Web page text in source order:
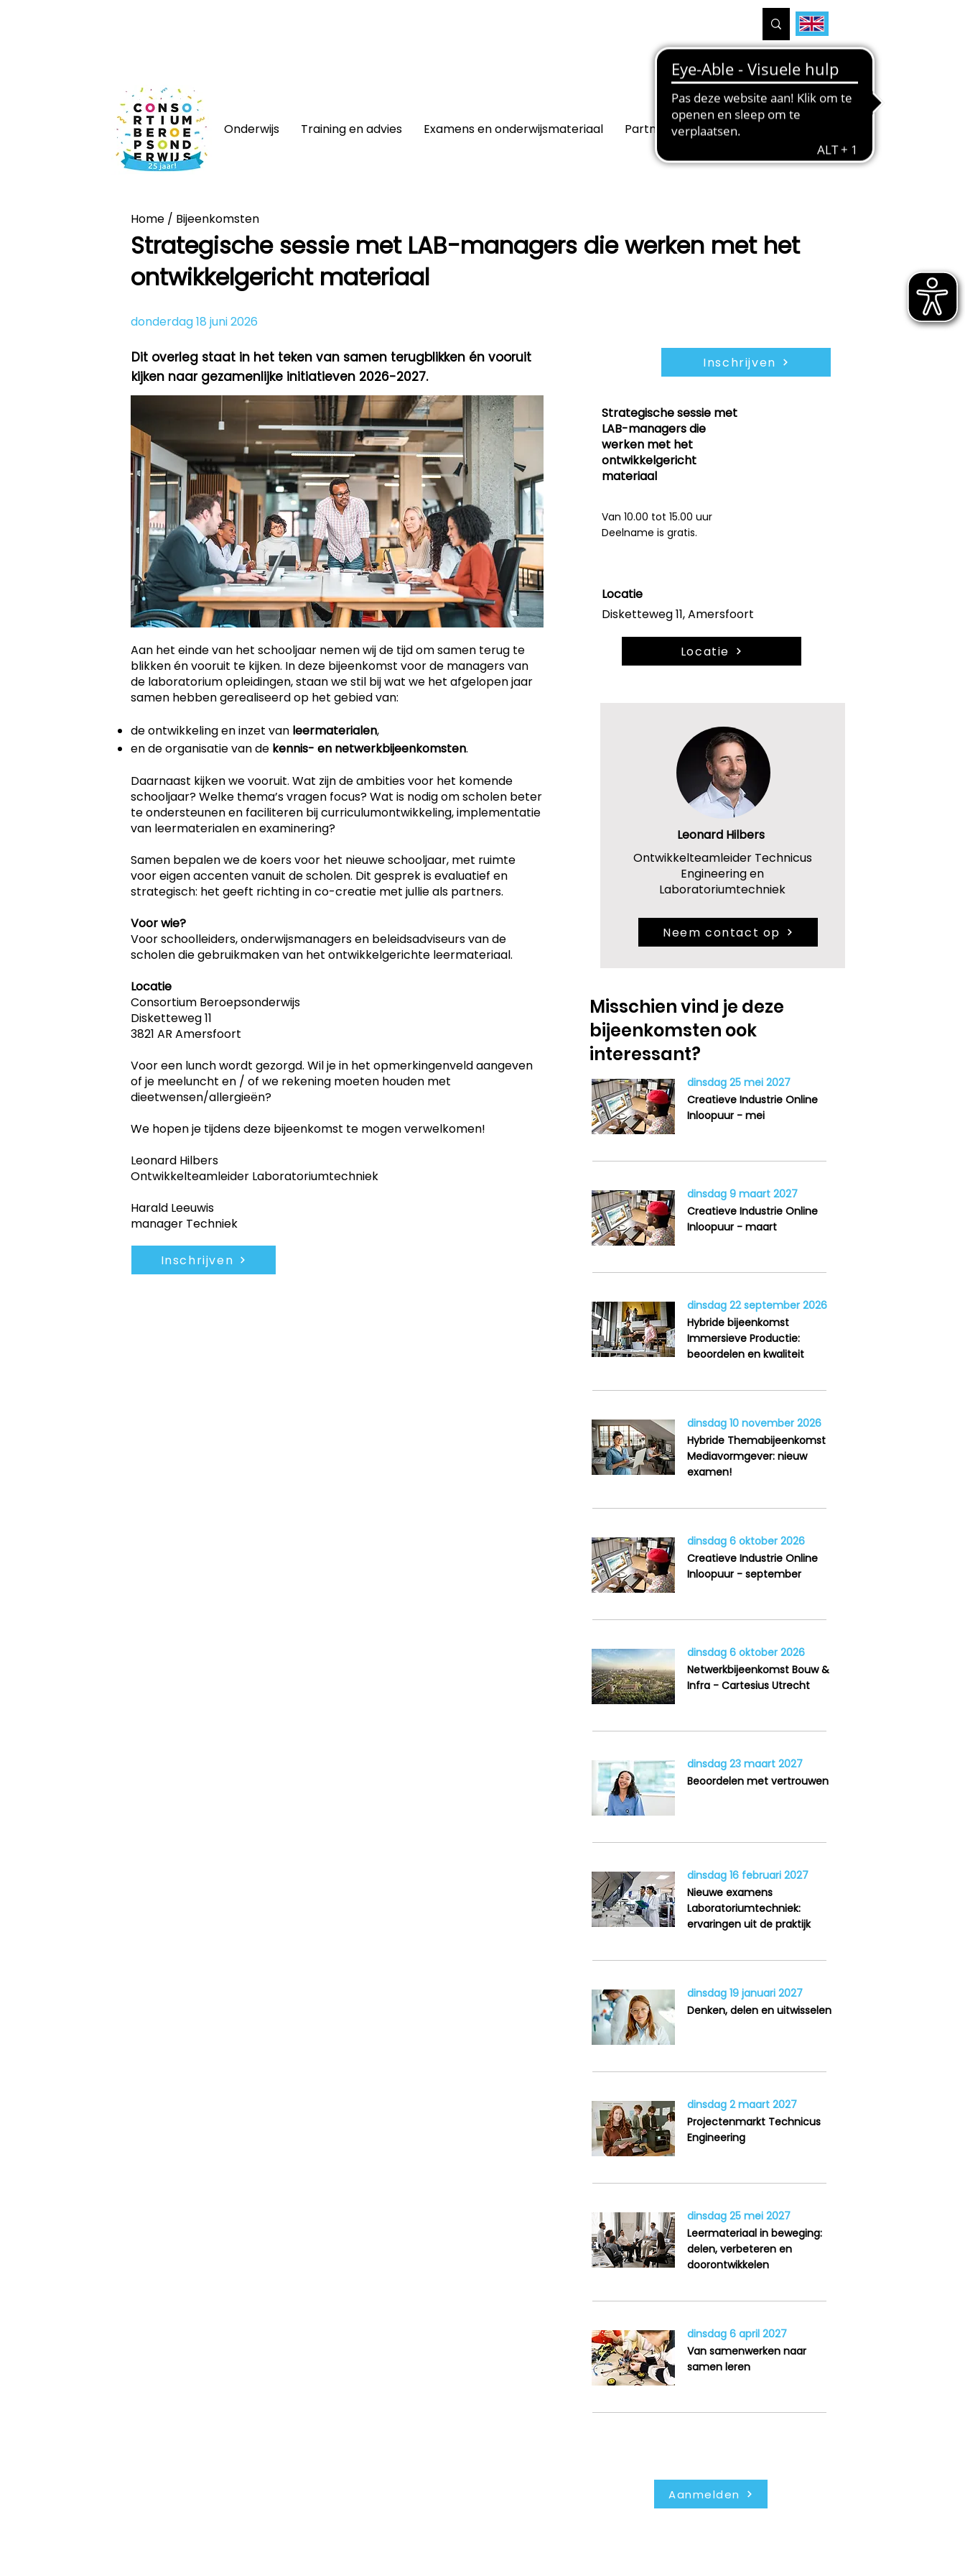
Onderwijs Training en advies Examens en onderwijsmateriaal Partners Projecten
Strategische sessie met LAB-managers die werken met het
ontwikkelgericht materiaal
Home / Bijeenkomsten
donderdag 18 juni 2026
Dit overleg staat in het teken van samen terugblikken én vooruit
kijken naar gezamenlijke initiatieven 2026-2027.
Aan het einde van het schooljaar nemen wij de tijd om samen terug te
blikken én vooruit te kijken. In deze bijeenkomst voor de managers van
de laboratorium opleidingen, staan we stil bij wat we het afgelopen jaar
samen hebben gerealiseerd op het gebied van:
de ontwikkeling en inzet van leermaterialen,
en de organisatie van de kennis- en netwerkbijeenkomsten.
Daarnaast kijken we vooruit. Wat zijn de ambities voor het komende
schooljaar? Welke thema’s vragen focus? Wat is nodig om scholen beter
te ondersteunen en faciliteren bij curriculumontwikkeling, implementatie
van leermaterialen en examinering?
Samen bepalen we de koers voor het nieuwe schooljaar, met ruimte
voor eigen accenten vanuit de scholen. Dit gesprek is evaluatief en
strategisch: het geeft richting in co-creatie met jullie als partners.
Voor wie?
Voor schoolleiders, onderwijsmanagers en beleidsadviseurs van de
scholen die gebruikmaken van het ontwikkelgerichte leermateriaal.
Locatie
Consortium Beroepsonderwijs
Disketteweg 11
3821 AR Amersfoort
Voor een lunch wordt gezorgd. Wil je in het opmerkingenveld aangeven
of je meeluncht en / of we rekening moeten houden met
dieetwensen/allergieën?
We hopen je tijdens deze bijeenkomst te mogen verwelkomen!
Leonard Hilbers
Ontwikkelteamleider Laboratoriumtechniek
Harald Leeuwis
manager Techniek
Inschrijven
Inschrijven
Strategische sessie met
LAB-managers die
werken met het
ontwikkelgericht
materiaal
Van 10.00 tot 15.00 uur
Deelname is gratis.
Locatie
Disketteweg 11, Amersfoort
Locatie
Leonard Hilbers
Ontwikkelteamleider Technicus
Engineering en
Laboratoriumtechniek
Neem contact op
Misschien vind je deze
bijeenkomsten ook
interessant?
dinsdag 25 mei 2027
Creatieve Industrie Online
Inloopuur - mei
dinsdag 9 maart 2027
Creatieve Industrie Online
Inloopuur - maart
dinsdag 22 september 2026
Hybride bijeenkomst
Immersieve Productie:
beoordelen en kwaliteit
dinsdag 10 november 2026
Hybride Themabijeenkomst
Mediavormgever: nieuw
examen!
dinsdag 6 oktober 2026
Creatieve Industrie Online
Inloopuur - september
dinsdag 6 oktober 2026
Netwerkbijeenkomst Bouw &
Infra - Cartesius Utrecht
dinsdag 23 maart 2027
Beoordelen met vertrouwen
dinsdag 16 februari 2027
Nieuwe examens
Laboratoriumtechniek:
ervaringen uit de praktijk
dinsdag 19 januari 2027
Denken, delen en uitwisselen
dinsdag 2 maart 2027
Projectenmarkt Technicus
Engineering
dinsdag 25 mei 2027
Leermateriaal in beweging:
delen, verbeteren en
doorontwikkelen
dinsdag 6 april 2027
Van samenwerken naar
samen leren
Aanmelden